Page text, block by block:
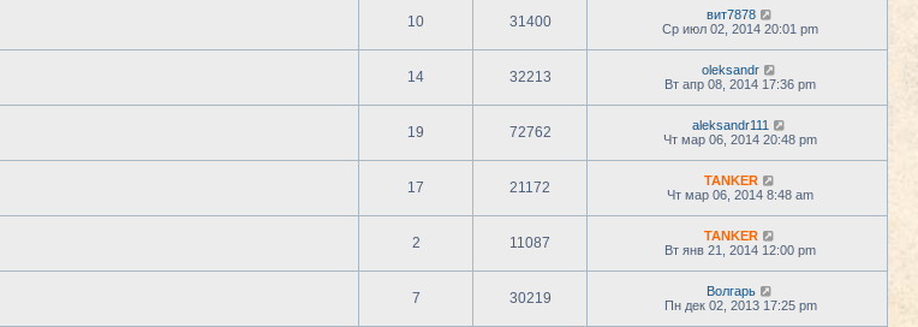
10 31400
вит7878
Ср июл 02, 2014 20:01 pm
14 32213
oleksandr
Вт апр 08, 2014 17:36 pm
19 72762
aleksandr111
Чт мар 06, 2014 20:48 pm
17 21172
TANKER
Чт мар 06, 2014 8:48 am
2 11087
TANKER
Вт янв 21, 2014 12:00 pm
7 30219
Волгарь
Пн дек 02, 2013 17:25 pm